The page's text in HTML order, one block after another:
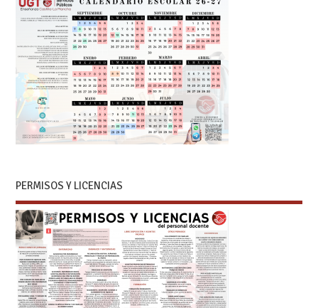
PERMISOS Y LICENCIAS